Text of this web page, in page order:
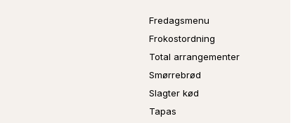
Fredagsmenu
Frokostordning
Total arrangementer
Smørrebrød
Slagter kød
Tapas